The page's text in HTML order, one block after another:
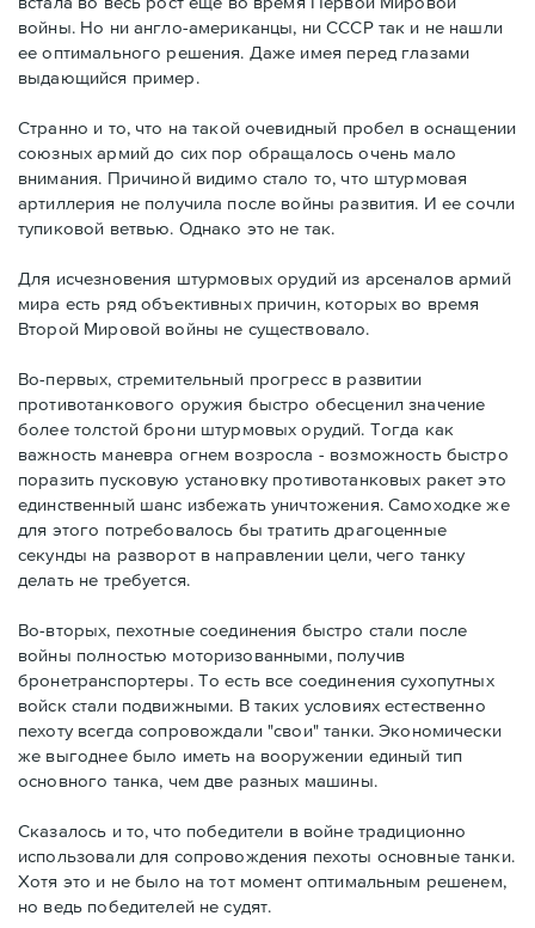
войны. Но ни англо-американцы, ни СССР так и не нашли
ее оптимального решения. Даже имея перед глазами
выдающийся пример.
Странно и то, что на такой очевидный пробел в оснащении
союзных армий до сих пор обращалось очень мало
внимания. Причиной видимо стало то, что штурмовая
артиллерия не получила после войны развития. И ее сочли
тупиковой ветвью. Однако это не так.
Для исчезновения штурмовых орудий из арсеналов армий
мира есть ряд объективных причин, которых во время
Второй Мировой войны не существовало.
Во-первых, стремительный прогресс в развитии
противотанкового оружия быстро обесценил значение
более толстой брони штурмовых орудий. Тогда как
важность маневра огнем возросла - возможность быстро
поразить пусковую установку противотанковых ракет это
единственный шанс избежать уничтожения. Самоходке же
для этого потребовалось бы тратить драгоценные
секунды на разворот в направлении цели, чего танку
делать не требуется.
Во-вторых, пехотные соединения быстро стали после
войны полностью моторизованными, получив
бронетранспортеры. То есть все соединения сухопутных
войск стали подвижными. В таких условиях естественно
пехоту всегда сопровождали "свои" танки. Экономически
же выгоднее было иметь на вооружении единый тип
основного танка, чем две разных машины.
Сказалось и то, что победители в войне традиционно
использовали для сопровождения пехоты основные танки.
Хотя это и не было на тот момент оптимальным решенем,
но ведь победителей не судят.